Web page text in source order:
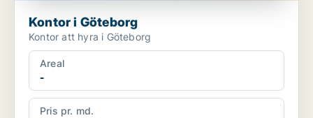
Kontor i Göteborg
Kontor att hyra i Göteborg
Areal
-
Pris pr. md.